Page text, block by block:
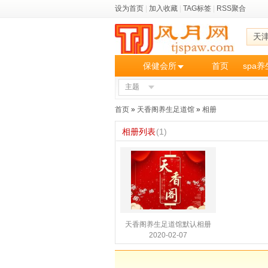
设为首页 加入收藏 TAG标签 RSS聚合
天
保健会所 首页 spa养
主题
首页 » 天香阁养生足道馆 » 相册
相册列表(1)
天香阁养生足道馆默认相册
2020-02-07